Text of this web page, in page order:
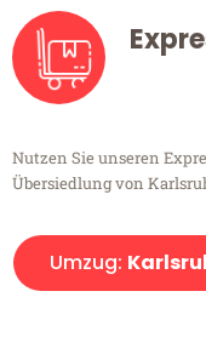
Nutzen Sie unseren
Übersiedlung von
Umzug: